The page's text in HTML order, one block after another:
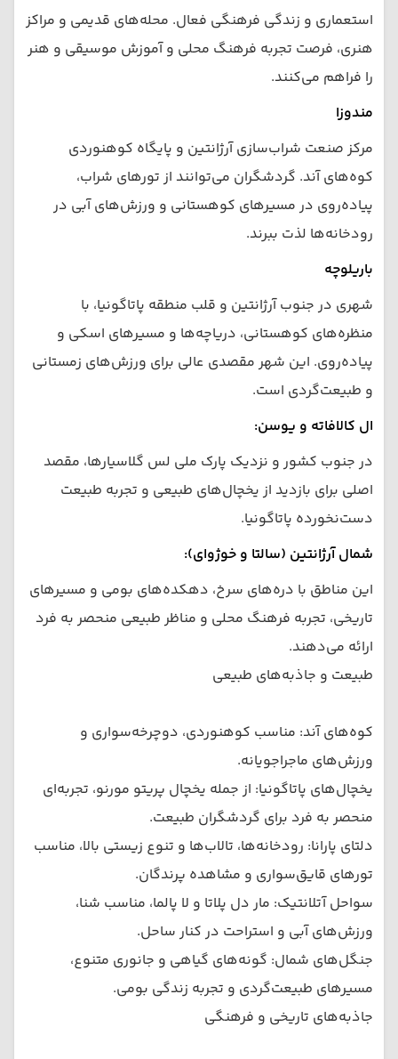
استعماری و زندگی فرهنگی فعال. محله‌های قدیمی و مراکز
هنری، فرصت تجربه فرهنگ محلی و آموزش موسیقی و هنر
را فراهم می‌کنند.
مندوزا
مرکز صنعت شراب‌سازی آرژانتین و پایگاه کوهنوردی
کوه‌های آند. گردشگران می‌توانند از تورهای شراب،
پیاده‌روی در مسیرهای کوهستانی و ورزش‌های آبی در
رودخانه‌ها لذت ببرند.
باریلوچه
شهری در جنوب آرژانتین و قلب منطقه پاتاگونیا، با
منظره‌های کوهستانی، دریاچه‌ها و مسیرهای اسکی و
پیاده‌روی. این شهر مقصدی عالی برای ورزش‌های زمستانی
و طبیعت‌گردی است.
ال کالافاته و یوسن:
در جنوب کشور و نزدیک پارک ملی لس گلاسیارها، مقصد
اصلی برای بازدید از یخچال‌های طبیعی و تجربه طبیعت
دست‌نخورده پاتاگونیا.
شمال آرژانتین (سالتا و خوژوای):
این مناطق با دره‌های سرخ، دهکده‌های بومی و مسیرهای
تاریخی، تجربه فرهنگ محلی و مناظر طبیعی منحصر به فرد
ارائه می‌دهند.
طبیعت و جاذبه‌های طبیعی
کوه‌های آند: مناسب کوهنوردی، دوچرخه‌سواری و
ورزش‌های ماجراجویانه.
یخچال‌های پاتاگونیا: از جمله یخچال پریتو مورنو، تجربه‌ای
منحصر به فرد برای گردشگران طبیعت.
دلتای پارانا: رودخانه‌ها، تالاب‌ها و تنوع زیستی بالا، مناسب
تورهای قایق‌سواری و مشاهده پرندگان.
سواحل آتلانتیک: مار دل پلاتا و لا پالما، مناسب شنا،
ورزش‌های آبی و استراحت در کنار ساحل.
جنگل‌های شمال: گونه‌های گیاهی و جانوری متنوع،
مسیرهای طبیعت‌گردی و تجربه زندگی بومی.
جاذبه‌های تاریخی و فرهنگی